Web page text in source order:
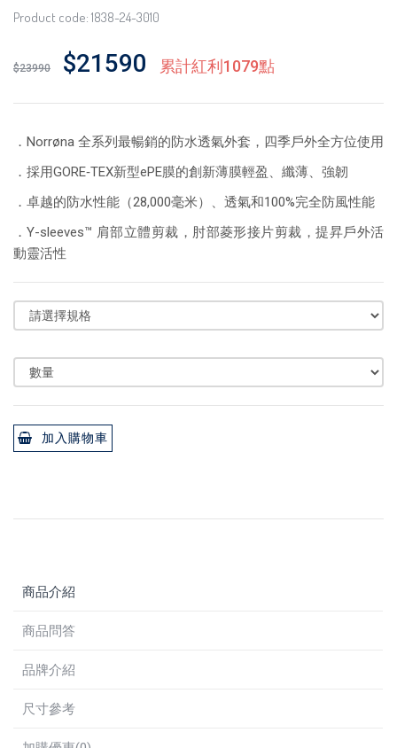
Product code: 1838-24-3010
$23990 $21590 累計紅利1079點
．Norrøna 全系列最暢銷的防水透氣外套，四季戶外全方位使用
．採用GORE‑TEX新型ePE膜的創新薄膜輕盈、纖薄、強韌
．卓越的防水性能（28,000毫米）、透氣和100%完全防風性能
．Y-sleeves™ 肩部立體剪裁，肘部菱形接片剪裁，提昇戶外活
動靈活性
加入購物車
商品介紹
商品問答
品牌介紹
尺寸參考